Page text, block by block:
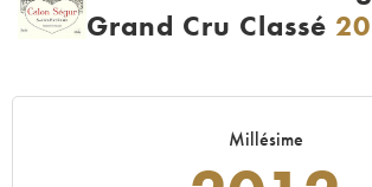
Grand Cru Classé
Millésime